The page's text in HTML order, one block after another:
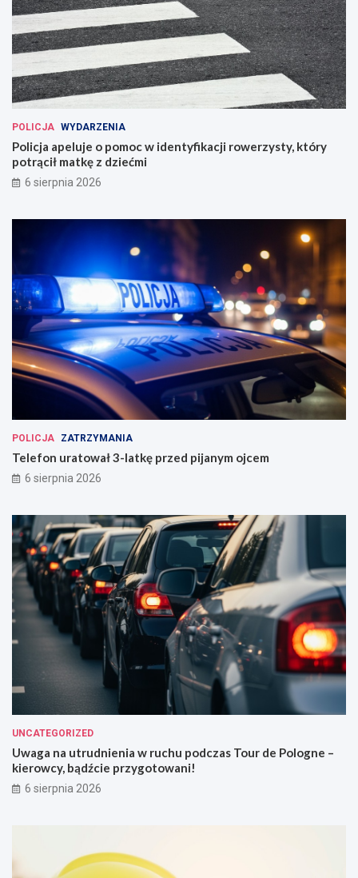
POLICJA WYDARZENIA
Policja apeluje o pomoc w identyfikacji rowerzysty, który
potrącił matkę z dziećmi
6 sierpnia 2026
POLICJA ZATRZYMANIA
Telefon uratował 3-latkę przed pijanym ojcem
6 sierpnia 2026
UNCATEGORIZED
Uwaga na utrudnienia w ruchu podczas Tour de Pologne –
kierowcy, bądźcie przygotowani!
6 sierpnia 2026